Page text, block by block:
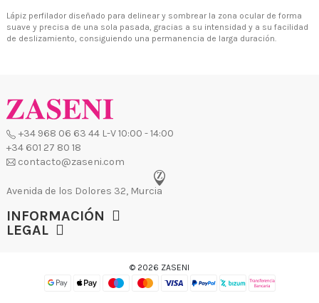
Lápiz perfilador diseñado para delinear y sombrear la zona ocular de forma
suave y precisa de una sola pasada, gracias a su intensidad y a su facilidad
de deslizamiento, consiguiendo una permanencia de larga duración.
+34 601 27 80 18
contacto@zaseni.com
INFORMACIÓN
LEGAL
© 2026 ZASENI